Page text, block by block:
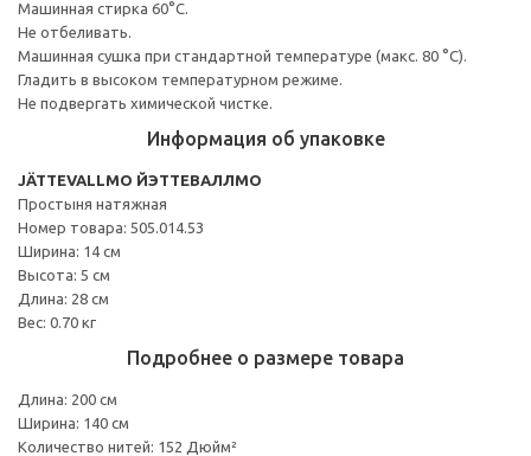
Машинная стирка 60°С.
Не отбеливать.
Машинная сушка при стандартной температуре (макс. 80 °C).
Гладить в высоком температурном режиме.
Не подвергать химической чистке.
Информация об упаковке
JÄTTEVALLMO ЙЭТТЕВАЛЛМО
Простыня натяжная
Номер товара: 505.014.53
Ширина: 14 см
Высота: 5 см
Длина: 28 см
Вес: 0.70 кг
Подробнее о размере товара
Длина: 200 см
Ширина: 140 см
Количество нитей: 152 Дюйм²